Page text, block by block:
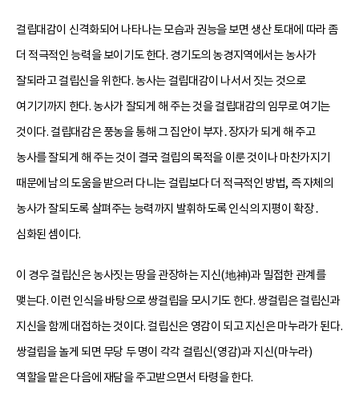
걸립대감이 신격화되어 나타나는 모습과 권능을 보면 생산 토대에 따라 좀
더 적극적인 능력을 보이기도 한다. 경기도의 농경지역에서는 농사가
잘되라고 걸립신을 위한다. 농사는 걸립대감이 나서서 짓는 것으로
여기기까지 한다. 농사가 잘되게 해 주는 것을 걸립대감의 임무로 여기는
것이다. 걸립대감은 풍농을 통해 그 집안이 부자․장자가 되게 해 주고
농사를 잘되게 해 주는 것이 결국 걸립의 목적을 이룬 것이나 마찬가지기
때문에 남의 도움을 받으러 다니는 걸립보다 더 적극적인 방법, 즉 자체의
농사가 잘되도록 살펴주는 능력까지 발휘하도록 인식의 지평이 확장․
심화된 셈이다.
이 경우 걸립신은 농사짓는 땅을 관장하는 지신(地神)과 밀접한 관계를
맺는다. 이런 인식을 바탕으로 쌍걸립을 모시기도 한다. 쌍걸립은 걸립신과
지신을 함께 대접하는 것이다. 걸립신은 영감이 되고 지신은 마누라가 된다.
쌍걸립을 놀게 되면 무당 두 명이 각각 걸립신(영감)과 지신(마누라)
역할을 맡은 다음에 재담을 주고받으면서 타령을 한다.